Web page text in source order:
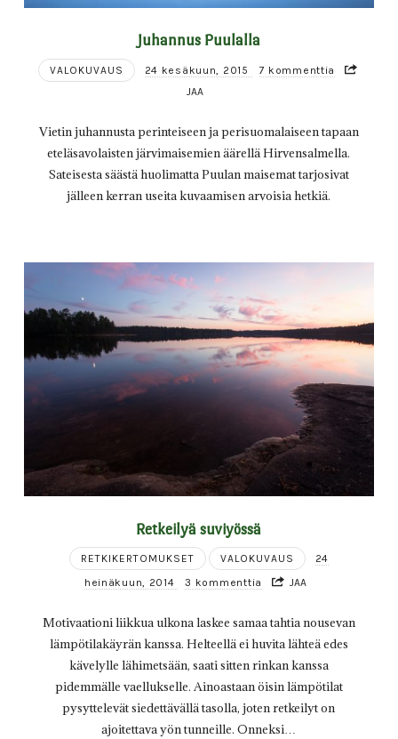
Juhannus Puulalla
VALOKUVAUS 24 kesäkuun, 2015
7 kommenttia
JAA
Vietin juhannusta perinteiseen ja perisuomalaiseen tapaan
eteläsavolaisten järvimaisemien äärellä Hirvensalmella.
Sateisesta säästä huolimatta Puulan maisemat tarjosivat
jälleen kerran useita kuvaamisen arvoisia hetkiä.
Retkeilyä suviyössä
RETKIKERTOMUKSET VALOKUVAUS
24
heinäkuun, 2014
3 kommenttia JAA
Motivaationi liikkua ulkona laskee samaa tahtia nousevan
lämpötilakäyrän kanssa. Helteellä ei huvita lähteä edes
kävelylle lähimetsään, saati sitten rinkan kanssa
pidemmälle vaellukselle. Ainoastaan öisin lämpötilat
pysyttelevät siedettävällä tasolla, joten retkeilyt on
ajoitettava yön tunneille. Onneksi…